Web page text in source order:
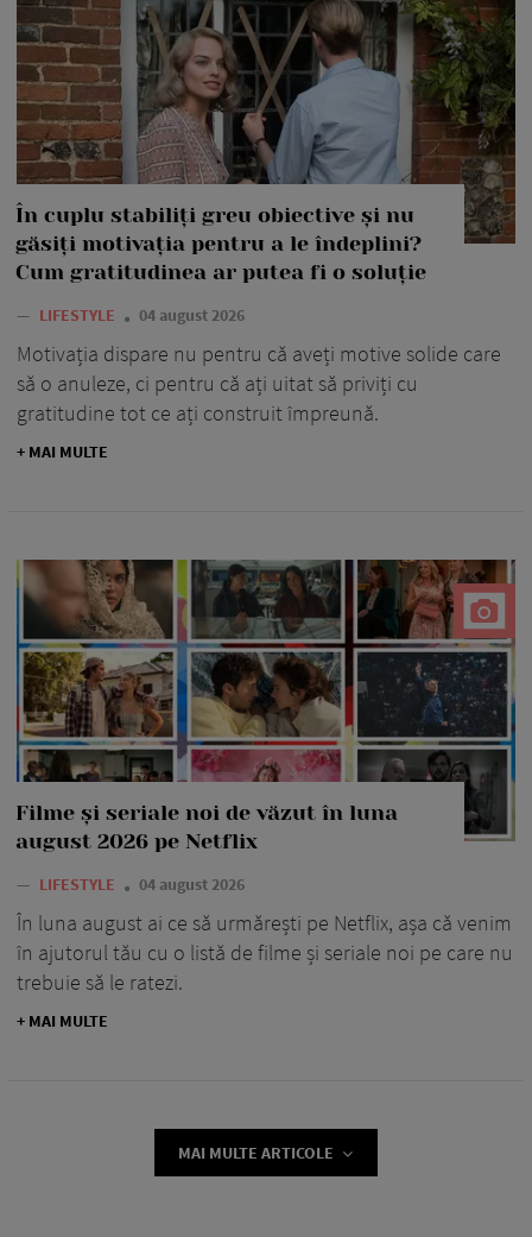
În cuplu stabiliți greu obiective și nu
găsiți motivația pentru a le îndeplini?
Cum gratitudinea ar putea fi o soluție
— LIFESTYLE 04 august 2026
Motivația dispare nu pentru că aveți motive solide care
să o anuleze, ci pentru că ați uitat să priviți cu
gratitudine tot ce ați construit împreună.
+ MAI MULTE
Filme și seriale noi de văzut în luna
august 2026 pe Netflix
— LIFESTYLE 04 august 2026
În luna august ai ce să urmărești pe Netflix, așa că venim
în ajutorul tău cu o listă de filme și seriale noi pe care nu
trebuie să le ratezi.
+ MAI MULTE
MAI MULTE ARTICOLE